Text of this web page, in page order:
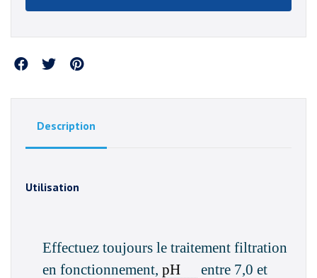
Partager
Description
Utilisation
Collapsed /
Effectuez toujours le traitement filtration
en fonctionnement, pH
entre 7,0 et